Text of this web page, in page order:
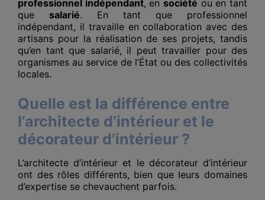
professionnel indépendant, en société ou en tant
que salarié. En tant que professionnel
indépendant, il travaille en collaboration avec des
artisans pour la réalisation de ses projets, tandis
qu’en tant que salarié, il peut travailler pour des
organismes au service de l’État ou des collectivités
locales.
Quelle est la différence entre
l’architecte d’intérieur et le
décorateur d’intérieur ?
L’architecte d’intérieur et le décorateur d’intérieur
ont des rôles différents, bien que leurs domaines
d’expertise se chevauchent parfois.